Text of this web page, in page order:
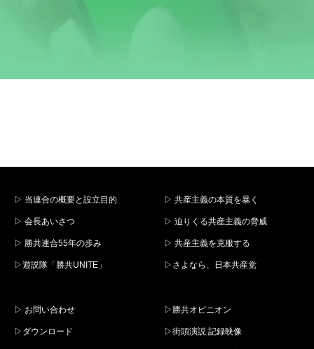
▷ 当連合の概要と設立目的
▷ 会長あいさつ
▷ 勝共連合55年の歩み
▷遊説隊「勝共UNITE」
▷ 共産主義の本質を暴く
▷ 迫りくる共産主義の脅威
▷ 共産主義を克服する
▷さよなら、日本共産党
▷ お問い合わせ
▷ダウンロード
▷勝共オピニオン
▷街頭演説 記録映像